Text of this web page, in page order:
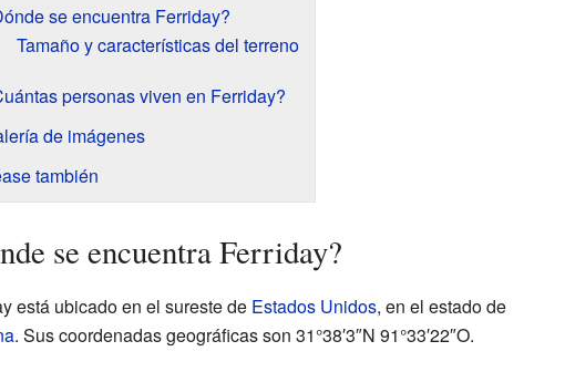
se encuentra Ferriday?
Tamaño y características del terreno
personas viven en Ferriday?
de imágenes
también
se encuentra Ferriday?
está ubicado en el sureste de Estados Unidos, en el estado de
. Sus coordenadas geográficas son 31°38′3″N 91°33′22″O.